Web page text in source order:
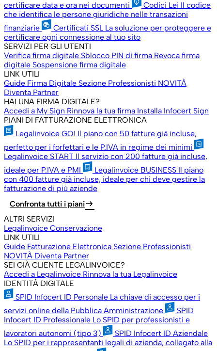
certificare data e ora nei documenti
Codici Lei Il codice
che identifica le persone giuridiche nelle transazioni
finanziarie
Certificati SSL La soluzione per proteggere e
certificare ogni connessione al tuo sito
SERVIZI PER GLI UTENTI
Verifica firma digitale Sblocco PIN di firma Revoca firma
digitale Sospensione firma digitale
LINK UTILI
Guide Firma Digitale Sezione Professionisti NOVITÀ
Diventa Partner
HAI UNA FIRMA DIGITALE?
Accedi a My Sign Rinnova la tua firma Installa Infocert Sign
PIANI DI FATTURAZIONE ELETTRONICA
Legalinvoice GO! Il piano con 50 fatture già incluse,
perfetto per i forfettari e le P.IVA in regime dei minimi
Legalinvoice START Il servizio con 200 fatture già incluse,
ideale per P.IVA e PMI
Legalinvoice BUSINESS Il piano
con 400 fatture già incluse, ideale per chi deve gestire la
fatturazione di più aziende
Confronta tutti i pianiarrow_right_alt
ALTRI SERVIZI
Legalinvoice Conservazione
LINK UTILI
Guide Fatturazione Elettronica Sezione Professionisti
NOVITÀ Diventa Partner
SEI GIÀ CLIENTE LEGALINVOICE?
Accedi a Legalinvoice Rinnova la tua Legalinvoice
IDENTITÀ DIGITALE
SPID Infocert ID Personale La chiave di accesso per i
servizi online della Pubblica Amministrazione
SPID
Infocert ID Professionale Lo SPID per professionisti e
lavoratori autonomi (tipo 3)
SPID Infocert ID Aziendale
Lo SPID per i rappresentanti legali di azienda, collegato alla